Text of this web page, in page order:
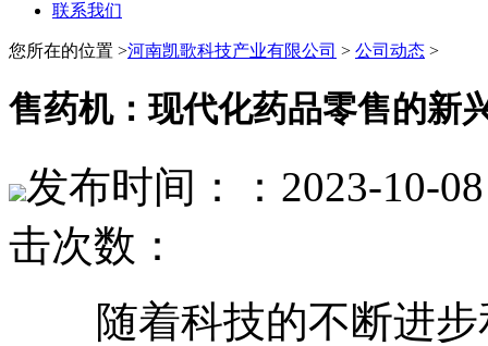
联系我们
您所在的位置 >河南凯歌科技产业有限公司 > 公司动态 >
售药机：现代化药品零售的新
发布时间：：2023-10-
击次数：
随着科技的不断进步